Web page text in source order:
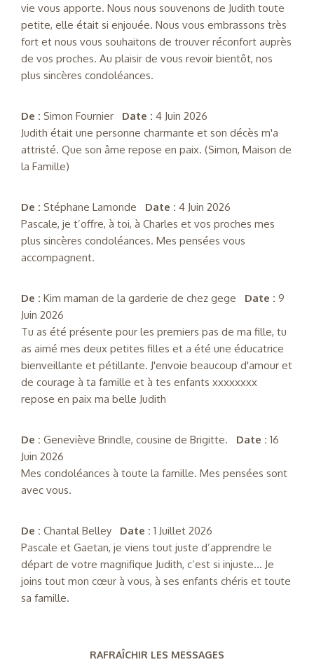
vie vous apporte. Nous nous souvenons de Judith toute
petite, elle était si enjouée. Nous vous embrassons très
fort et nous vous souhaitons de trouver réconfort auprès
de vos proches. Au plaisir de vous revoir bientôt, nos
plus sincères condoléances.
De : Simon Fournier Date : 4 Juin 2026
Judith était une personne charmante et son décès m'a
attristé. Que son âme repose en paix. (Simon, Maison de
la Famille)
De : Stéphane Lamonde Date : 4 Juin 2026
Pascale, je t’offre, à toi, à Charles et vos proches mes
plus sincères condoléances. Mes pensées vous
accompagnent.
De : Kim maman de la garderie de chez gege Date : 9
Juin 2026
Tu as été présente pour les premiers pas de ma fille, tu
as aimé mes deux petites filles et a été une éducatrice
bienveillante et pétillante. J'envoie beaucoup d'amour et
de courage à ta famille et à tes enfants xxxxxxxx
repose en paix ma belle Judith
De : Geneviève Brindle, cousine de Brigitte. Date : 16
Juin 2026
Mes condoléances à toute la famille. Mes pensées sont
avec vous.
De : Chantal Belley Date : 1 Juillet 2026
Pascale et Gaetan, je viens tout juste d’apprendre le
départ de votre magnifique Judith, c’est si injuste… Je
joins tout mon cœur à vous, à ses enfants chéris et toute
sa famille.
RAFRAÎCHIR LES MESSAGES